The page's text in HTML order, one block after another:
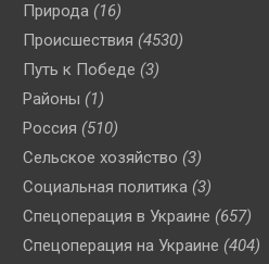
Природа (16)
Происшествия (4530)
Путь к Победе (3)
Районы (1)
Россия (510)
Сельское хозяйство (3)
Социальная политика (3)
Спецоперация в Украине (657)
Спецоперация на Украине (404)